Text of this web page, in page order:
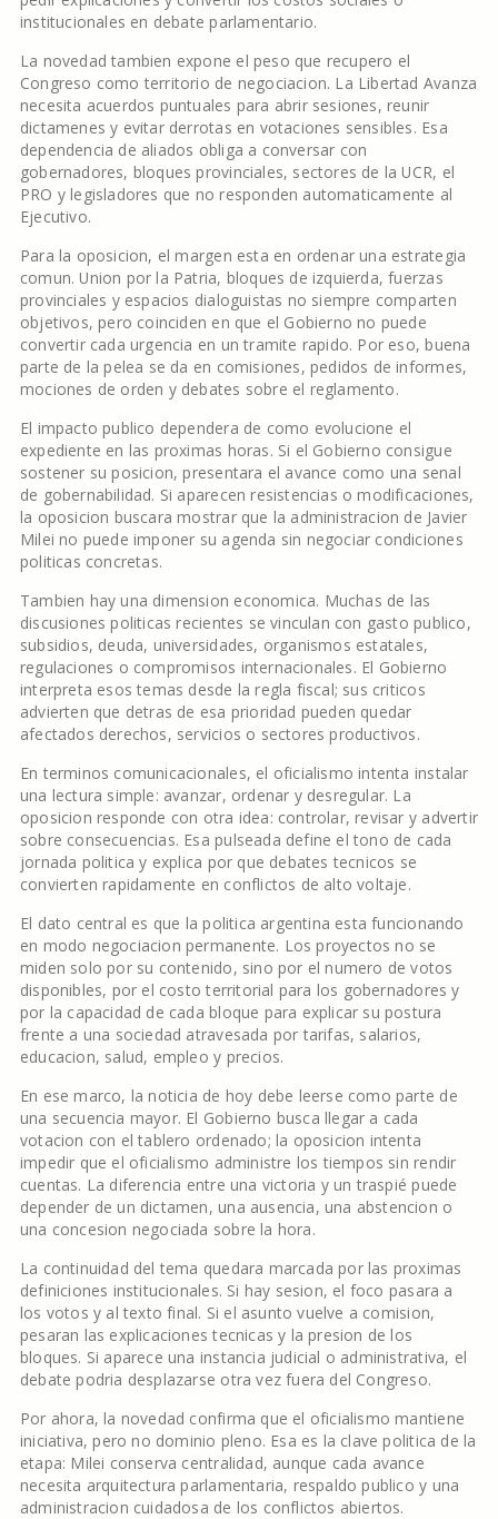
institucionales en debate parlamentario.
La novedad tambien expone el peso que recupero el
Congreso como territorio de negociacion. La Libertad Avanza
necesita acuerdos puntuales para abrir sesiones, reunir
dictamenes y evitar derrotas en votaciones sensibles. Esa
dependencia de aliados obliga a conversar con
gobernadores, bloques provinciales, sectores de la UCR, el
PRO y legisladores que no responden automaticamente al
Ejecutivo.
Para la oposicion, el margen esta en ordenar una estrategia
comun. Union por la Patria, bloques de izquierda, fuerzas
provinciales y espacios dialoguistas no siempre comparten
objetivos, pero coinciden en que el Gobierno no puede
convertir cada urgencia en un tramite rapido. Por eso, buena
parte de la pelea se da en comisiones, pedidos de informes,
mociones de orden y debates sobre el reglamento.
El impacto publico dependera de como evolucione el
expediente en las proximas horas. Si el Gobierno consigue
sostener su posicion, presentara el avance como una senal
de gobernabilidad. Si aparecen resistencias o modificaciones,
la oposicion buscara mostrar que la administracion de Javier
Milei no puede imponer su agenda sin negociar condiciones
politicas concretas.
Tambien hay una dimension economica. Muchas de las
discusiones politicas recientes se vinculan con gasto publico,
subsidios, deuda, universidades, organismos estatales,
regulaciones o compromisos internacionales. El Gobierno
interpreta esos temas desde la regla fiscal; sus criticos
advierten que detras de esa prioridad pueden quedar
afectados derechos, servicios o sectores productivos.
En terminos comunicacionales, el oficialismo intenta instalar
una lectura simple: avanzar, ordenar y desregular. La
oposicion responde con otra idea: controlar, revisar y advertir
sobre consecuencias. Esa pulseada define el tono de cada
jornada politica y explica por que debates tecnicos se
convierten rapidamente en conflictos de alto voltaje.
El dato central es que la politica argentina esta funcionando
en modo negociacion permanente. Los proyectos no se
miden solo por su contenido, sino por el numero de votos
disponibles, por el costo territorial para los gobernadores y
por la capacidad de cada bloque para explicar su postura
frente a una sociedad atravesada por tarifas, salarios,
educacion, salud, empleo y precios.
En ese marco, la noticia de hoy debe leerse como parte de
una secuencia mayor. El Gobierno busca llegar a cada
votacion con el tablero ordenado; la oposicion intenta
impedir que el oficialismo administre los tiempos sin rendir
cuentas. La diferencia entre una victoria y un traspié puede
depender de un dictamen, una ausencia, una abstencion o
una concesion negociada sobre la hora.
La continuidad del tema quedara marcada por las proximas
definiciones institucionales. Si hay sesion, el foco pasara a
los votos y al texto final. Si el asunto vuelve a comision,
pesaran las explicaciones tecnicas y la presion de los
bloques. Si aparece una instancia judicial o administrativa, el
debate podria desplazarse otra vez fuera del Congreso.
Por ahora, la novedad confirma que el oficialismo mantiene
iniciativa, pero no dominio pleno. Esa es la clave politica de la
etapa: Milei conserva centralidad, aunque cada avance
necesita arquitectura parlamentaria, respaldo publico y una
administracion cuidadosa de los conflictos abiertos.